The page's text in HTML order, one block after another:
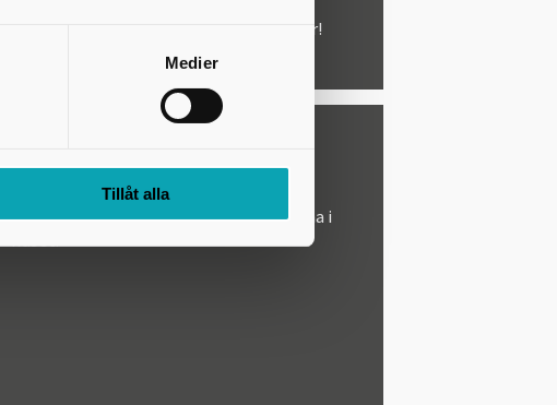
Medier
Tillåt alla
@bibliotekeniskovde på sociala medier!
Inga djur förutom ledarhundar är tillåtna i
huset.